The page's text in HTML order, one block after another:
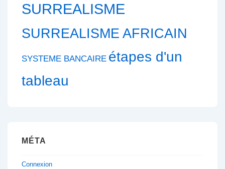
SURREALISME
SURREALISME AFRICAIN
SYSTEME BANCAIRE étapes d'un
tableau
MÉTA
Connexion